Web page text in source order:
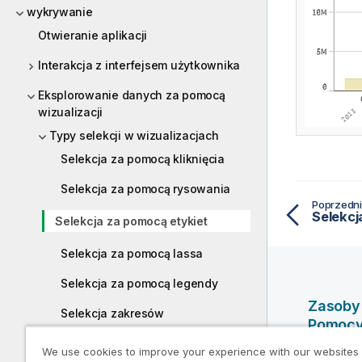
wykrywanie
Otwieranie aplikacji
Interakcja z interfejsem użytkownika
Eksplorowanie danych za pomocą
wizualizacji
Typy selekcji w wizualizacjach
Selekcja za pomocą kliknięcia
Selekcja za pomocą rysowania
Selekcja za pomocą etykiet
Selekcja za pomocą lassa
Selekcja za pomocą legendy
Selekcja zakresów
Model selekcji asocjacyjnych
Zasoby
Filmy
We use cookies to improve your experience with our websites